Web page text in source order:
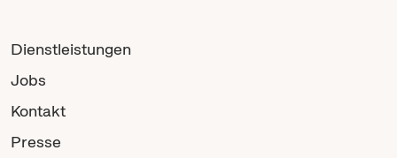
Dienstleistungen
Jobs
Kontakt
Presse